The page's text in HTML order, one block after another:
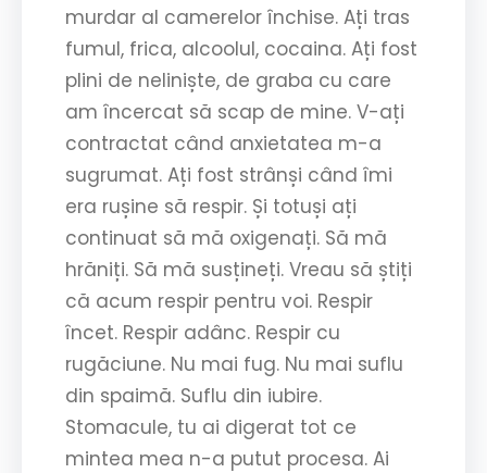
murdar al camerelor închise. Ați tras
fumul, frica, alcoolul, cocaina. Ați fost
plini de neliniște, de graba cu care
am încercat să scap de mine. V-ați
contractat când anxietatea m-a
sugrumat. Ați fost strânși când îmi
era rușine să respir. Și totuși ați
continuat să mă oxigenați. Să mă
hrăniți. Să mă susțineți. Vreau să știți
că acum respir pentru voi. Respir
încet. Respir adânc. Respir cu
rugăciune. Nu mai fug. Nu mai suflu
din spaimă. Suflu din iubire.
Stomacule, tu ai digerat tot ce
mintea mea n-a putut procesa. Ai